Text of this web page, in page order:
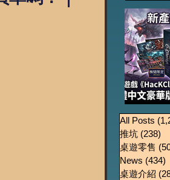
《
德爾塔
華版開
All Posts
推坑 (238)
桌遊零售
News (434)
桌遊介紹